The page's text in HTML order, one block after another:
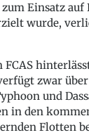
Einsatz auf
wurde,
FCAS
zwar
und
in den
Flotten